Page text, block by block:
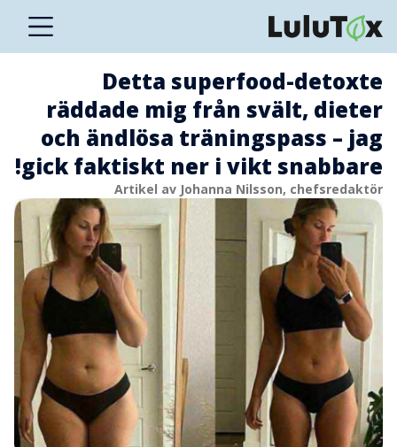
Detta superfood-detoxte
räddade mig från svält, dieter
och ändlösa träningspass – jag
gick faktiskt ner i vikt snabbare!
Artikel av Johanna Nilsson, chefsredaktör